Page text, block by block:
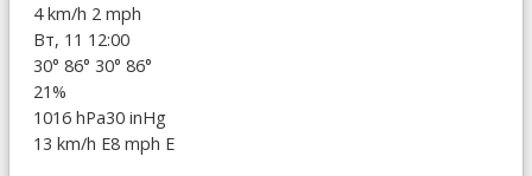
4 km/h 2 mph
Вт, 11 12:00
30° 86° 30° 86°
21%
1016 hPa30 inHg
13 km/h E8 mph E